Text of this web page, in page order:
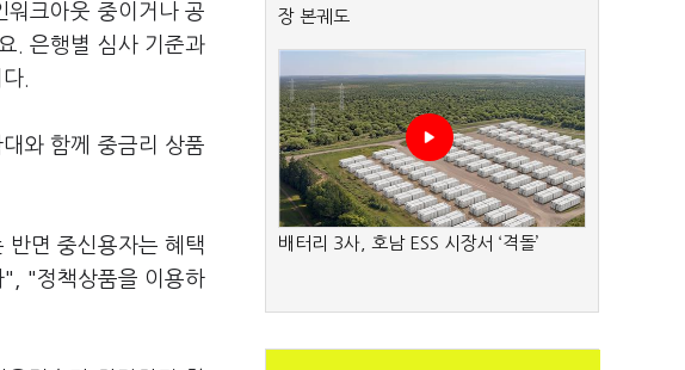
크아웃 중이거나 공
. 은행별 심사 기준과
.
와 함께 중금리 상품
반면 중신용자는 혜택
"정책상품을 이용하
장 본궤도
배터리 3사, 호남 ESS 시장서 ‘격돌’